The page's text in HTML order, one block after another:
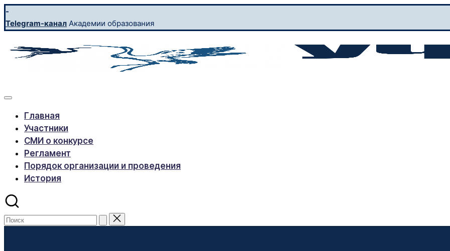
Перейти
к
содержимому
-
Telegram-канал Академии образования
Главная
Участники
СМИ о конкурсе
Регламент
Порядок организации и проведения
История